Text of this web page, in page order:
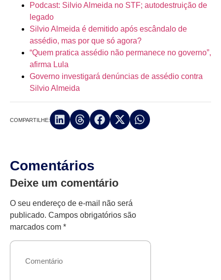
Podcast: Silvio Almeida no STF; autodestruição de
legado
Silvio Almeida é demitido após escândalo de
assédio, mas por que só agora?
“Quem pratica assédio não permanece no governo”,
afirma Lula
Governo investigará denúncias de assédio contra
Silvio Almeida
COMPARTILHE:
Comentários
Deixe um comentário
O seu endereço de e-mail não será
publicado. Campos obrigatórios são
marcados com *